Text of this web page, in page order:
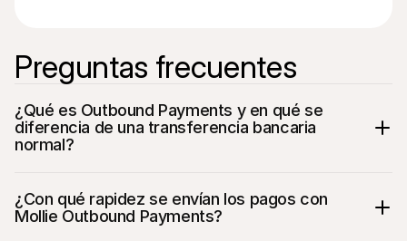
Preguntas frecuentes
¿Qué es Outbound Payments y en qué se
diferencia de una transferencia bancaria
normal?
¿Con qué rapidez se envían los pagos con
Mollie Outbound Payments?